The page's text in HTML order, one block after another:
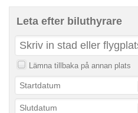
Leta efter biluthyrare
Lämna tillbaka på annan plats